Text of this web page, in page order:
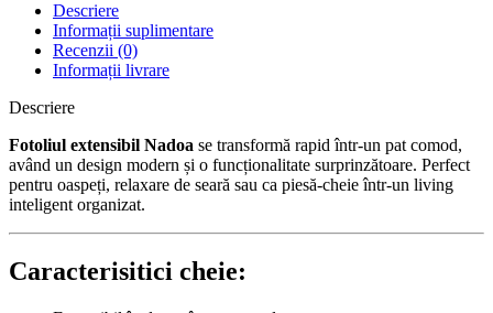
Descriere
Informații suplimentare
Recenzii (0)
Informații livrare
Descriere
Fotoliul extensibil Nadoa se transformă rapid într-un pat comod,
având un design modern și o funcționalitate surprinzătoare. Perfect
pentru oaspeți, relaxare de seară sau ca piesă-cheie într-un living
inteligent organizat.
Caracterisitici cheie: